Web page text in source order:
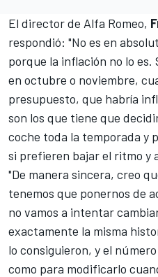
El director de Alfa Romeo,
respondió: "No es en
porque la inflación no lo
en octubre o noviembre,
presupuesto, que habría
son los que tiene que
coche toda la temporada y
si prefieren bajar el ritmo y
"De manera sincera, creo
tenemos que ponernos de
no vamos a intentar
exactamente la misma
lo consiguieron, y el
como para modificarlo